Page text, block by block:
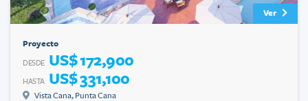
Ver
Proyecto
DESDE US$ 172,900
HASTA US$ 331,100
Vista Cana, Punta Cana